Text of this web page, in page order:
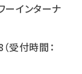
インターナ
受付時間：